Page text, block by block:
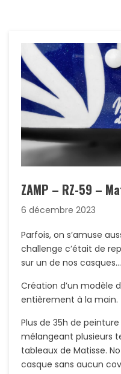
ZAMP – RZ-59 –
6 décembre 2023
Parfois, on s’amuse
challenge c’était de
sur un de nos
Création d’un modèle
entièrement à la main.
Plus de 35h de
mélangeant plusieurs
tableaux de Matisse.
casque sans aucun